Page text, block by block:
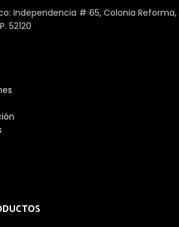
Independencia # 65, Colonia Reforma,
52120